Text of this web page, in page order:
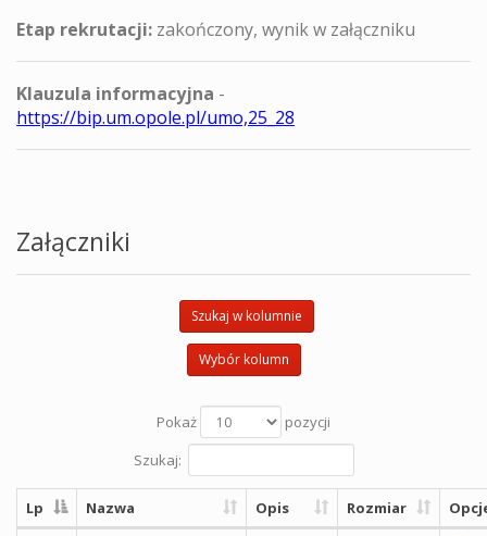
Etap rekrutacji: zakończony, wynik w załączniku
Klauzula informacyjna -
https://bip.um.opole.pl/umo,25_28
Załączniki
Szukaj w kolumnie
Wybór kolumn
Pokaż
pozycji
Szukaj:
Lp Nazwa Opis Rozmiar